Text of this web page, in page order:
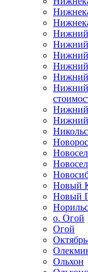
Нижний
Нижний
Нижний
Нижний
Нижний
Нижний
Нижний
Нижний
Новый
Новый
о. Огой
Огой
Ольхон